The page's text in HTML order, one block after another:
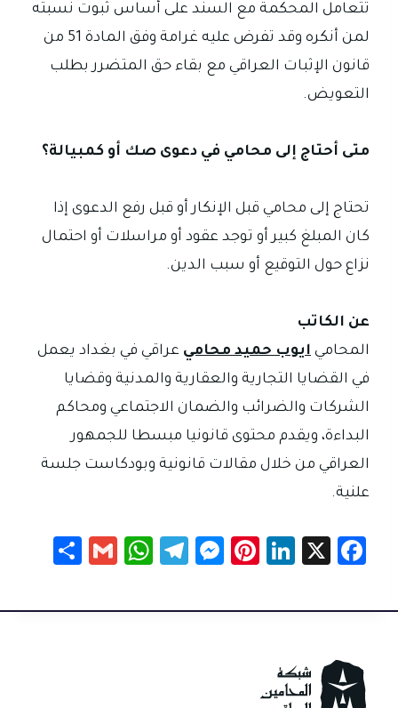
تتعامل المحكمة مع السند على أساس ثبوت نسبته
لمن أنكره وقد تفرض عليه غرامة وفق المادة 51 من
قانون الإثبات العراقي مع بقاء حق المتضرر بطلب
التعويض.
متى أحتاج إلى محامي في دعوى صك أو كمبيالة؟
تحتاج إلى محامي قبل الإنكار أو قبل رفع الدعوى إذا
كان المبلغ كبير أو توجد عقود أو مراسلات أو احتمال
نزاع حول التوقيع أو سبب الدين.
عن الكاتب
المحامي ايوب حميد محامي عراقي في بغداد يعمل
في القضايا التجارية والعقارية والمدنية وقضايا
الشركات والضرائب والضمان الاجتماعي ومحاكم
البداءة، ويقدم محتوى قانونيا مبسطا للجمهور
العراقي من خلال مقالات قانونية وبودكاست جلسة
علنية.
Fa
e
o
ok
X
Li
e
Pi
er
M
se
Te
gr
W
at
G
ail
ar